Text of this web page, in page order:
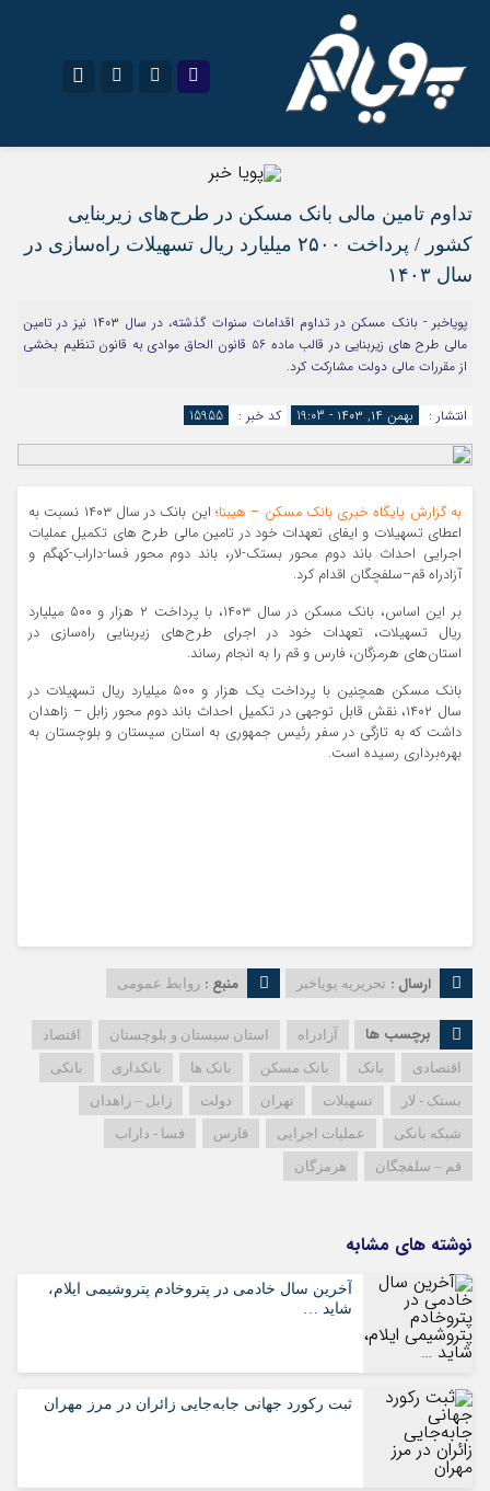
سروش ایتا
آپارات اپلیکیشن رمز عبور
مرا به خاطر بسپار
تداوم تامین مالی بانک مسکن در طرح‌های زیربنایی
کشور / پرداخت ۲۵۰۰ میلیارد ریال تسهیلات راه‌سازی در
سال ۱۴۰۳
پویاخبر - بانک مسکن در تداوم اقدامات سنوات گذشته، در سال ۱۴۰۳ نیز در تامین
مالی طرح های زیربنایی در قالب ماده ۵۶ قانون الحاق موادی به قانون تنظیم بخشی
از مقررات مالی دولت مشارکت کرد.
انتشار : بهمن ۱۴, ۱۴۰۳ - 19:03 کد خبر : 15955
به گزارش پایگاه خبری بانک مسکن – هیبنا؛
این بانک در سال ۱۴۰۳ نسبت به
اعطای تسهیلات و ایفای تعهدات خود در تامین مالی طرح های تکمیل عملیات
اجرایی احداث باند دوم محور بستک-لار، باند دوم محور فسا-داراب-کهگم و
آزادراه قم–سلفچگان اقدام کرد.
بر این اساس، بانک مسکن در سال ۱۴۰۳، با پرداخت ۲ هزار و ۵۰۰ میلیارد
ریال تسهیلات، تعهدات خود در اجرای طرح‌های زیربنایی راه‌سازی در
استان‌های هرمزگان، فارس و قم را به انجام رساند.
بانک مسکن همچنین با پرداخت یک هزار و ۵۰۰ میلیارد ریال تسهیلات در
سال ۱۴۰۲، نقش قابل توجهی در تکمیل احداث باند دوم محور زابل – زاهدان
داشت که به تازگی در سفر رئیس جمهوری به استان سیستان و بلوچستان به
بهره‌برداری رسیده است.
ارسال : تحریریه پویاخبر منبع : روابط عمومی
برچسب ها آزادراه استان سیستان و بلوچستان
اقتصاد
اقتصادی
بانک بانک مسکن بانک ها بانکداری
بانکی
بستک - لار
تسهیلات تهران دولت
زابل – زاهدان
شبکه بانکی
عملیات اجرایی فارس
فسا - داراب
قم – سلفچگان
هرمزگان
نوشته های مشابه
آخرین سال خادمی در پتروخادم پتروشیمی ایلام،
شاید …
ثبت رکورد جهانی جابه‌جایی زائران در مرز مهران